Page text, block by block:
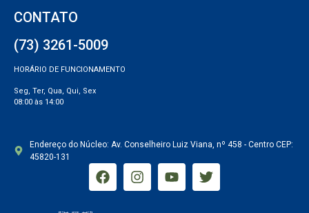
CONTATO
(73) 3261-5009
HORÁRIO DE FUNCIONAMENTO
Seg, Ter, Qua, Qui, Sex
08:00 às 14:00
Endereço do Núcleo: Av. Conselheiro Luiz Viana, nº 458 - Centro CEP:
45820-131